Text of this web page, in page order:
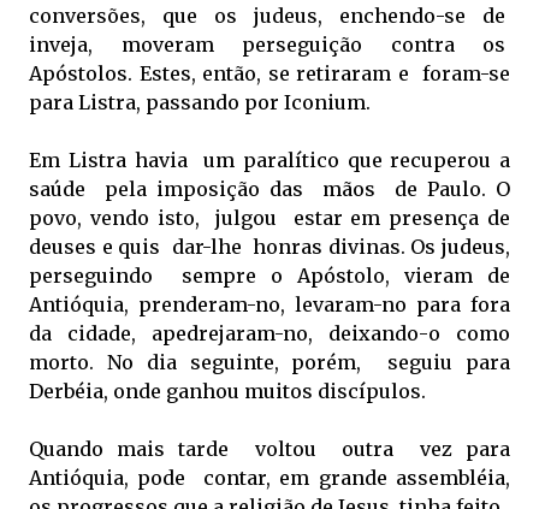
conversões, que os judeus, enchendo-se de
inveja, moveram perseguição contra os
Apóstolos. Estes, então, se retiraram e foram-se
para Listra, passando por Iconium.
Em Listra havia um paralítico que recuperou a
saúde pela imposição das mãos de Paulo. O
povo, vendo isto, julgou estar em presença de
deuses e quis dar-lhe honras divinas. Os judeus,
perseguindo sempre o Apóstolo, vieram de
Antióquia, prenderam-no, levaram-no para fora
da cidade, apedrejaram-no, deixando-o como
morto. No dia seguinte, porém, seguiu para
Derbéia, onde ganhou muitos discípulos.
Quando mais tarde voltou outra vez para
Antióquia, pode contar, em grande assembléia,